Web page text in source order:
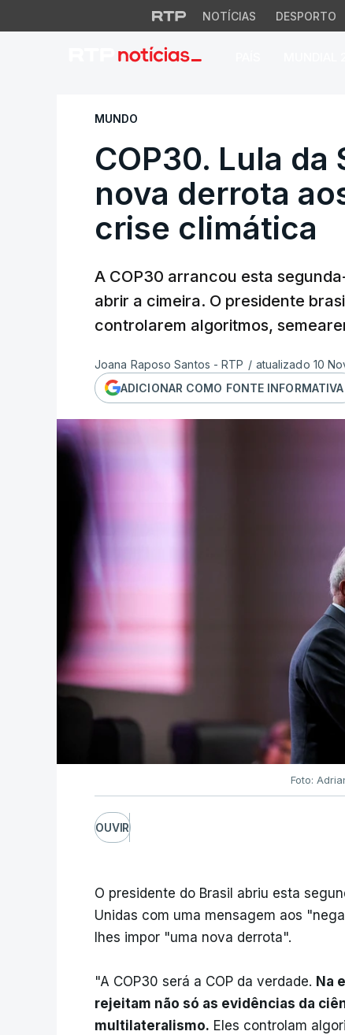
NOTÍCIAS DESPORTO
COP30. Lula da
MUNDO
COP30. Lula
nova derrota
crise climática
A COP30 arrancou esta
abrir a cimeira. O presidente
controlarem algoritmos,
Joana Raposo Santos - RTP / atualizado 10
ADICIONAR COMO FONTE INFORMATIVA
Foto:
OUVIR
O presidente do Brasil abriu esta
Unidas com uma mensagem aos
lhes impor "uma nova derrota".
"A COP30 será a COP da verdade. Na
rejeitam não só as evidências da
multilateralismo. Eles controlam